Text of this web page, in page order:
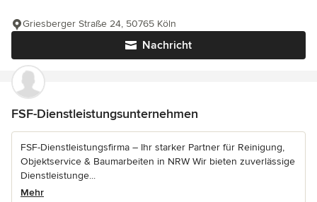
Nachricht
Griesberger Straße 24, 50765 Köln
FSF-Dienstleistungsunternehmen
FSF-Dienstleistungsfirma – Ihr starker Partner für Reinigung,
Objektservice & Baumarbeiten in NRW Wir bieten zuverlässige
Dienstleistunge...
Mehr